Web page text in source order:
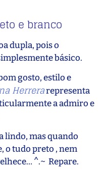
e branco
dupla, pois o
básico.
gosto, estilo e
Herrerarepresenta
a admiro e
lindo, mas quando
o tudo preto , nem
^.~ Repare.